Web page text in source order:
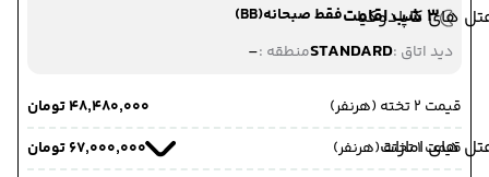
های کاپادوکیا
های امارات
3 شب اقامت
فقط صبحانه(BB)
دید اتاق :STANDARDمنطقه :-
قیمت 2 تخته (هرنفر)
۴۸٬۴۸۰٬۰۰۰ تومان
قیمت 1 تخته (هرنفر)
۶۷٬۰۰۰٬۰۰۰ تومان